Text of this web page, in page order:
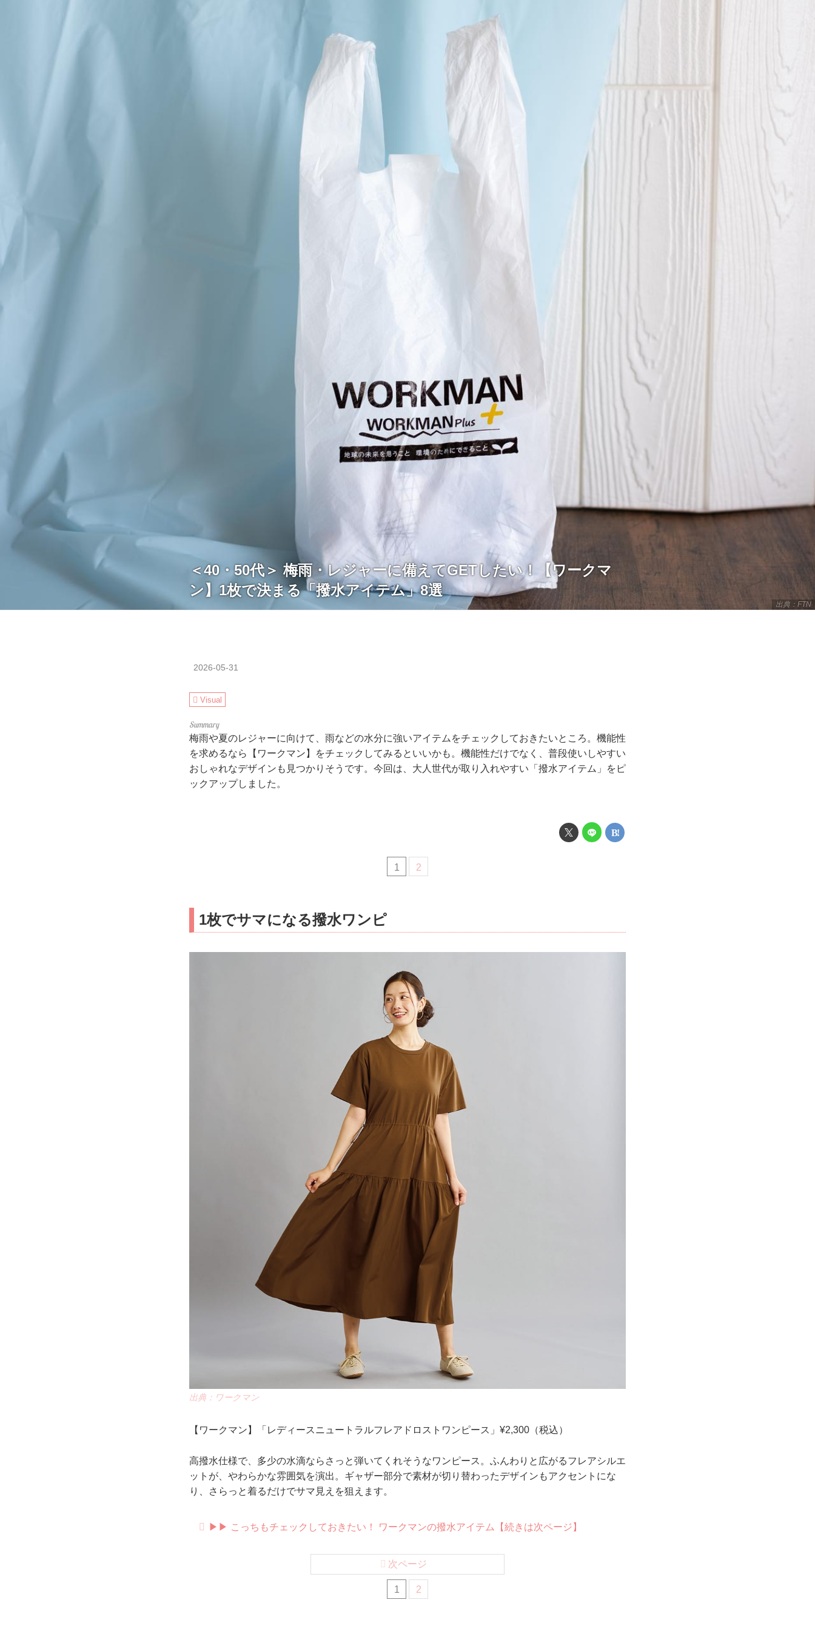
出典：FTN
＜40・50代＞ 梅雨・レジャーに備えてGETしたい！【ワークマ
ン】1枚で決まる「撥水アイテム」8選
2026-05-31
Visual
梅雨や夏のレジャーに向けて、雨などの水分に強いアイテムをチェックしておきたいところ。機能性
を求めるなら【ワークマン】をチェックしてみるといいかも。機能性だけでなく、普段使いしやすい
おしゃれなデザインも見つかりそうです。今回は、大人世代が取り入れやすい「撥水アイテム」をピ
ックアップしました。
1 2
1枚でサマになる撥水ワンピ
出典：ワークマン
【ワークマン】「レディースニュートラルフレアドロストワンピース」¥2,300（税込）
高撥水仕様で、多少の水滴ならさっと弾いてくれそうなワンピース。ふんわりと広がるフレアシルエ
ットが、やわらかな雰囲気を演出。ギャザー部分で素材が切り替わったデザインもアクセントにな
り、さらっと着るだけでサマ見えを狙えます。
▶︎▶︎ こっちもチェックしておきたい！ ワークマンの撥水アイテム【続きは次ページ】
1 2
次ページ